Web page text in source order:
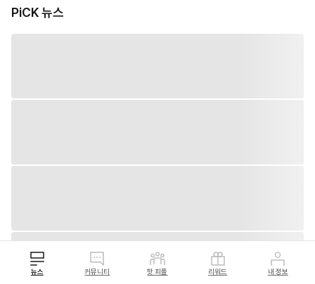
PiCK 뉴스
뉴스 커뮤니티 핫 피플 리워드 내 정보